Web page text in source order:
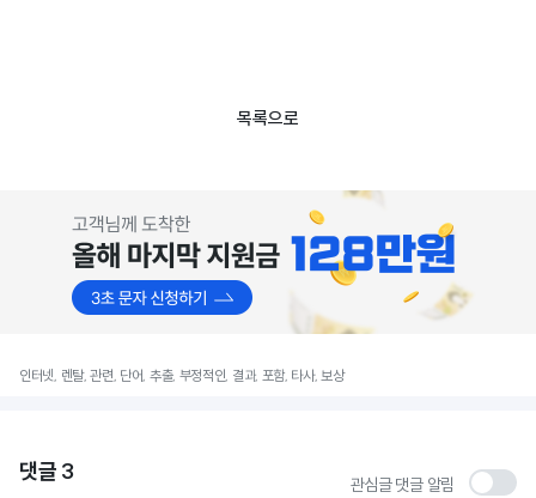
목록으로
인터넷, 렌탈, 관련, 단어, 추출, 부정적인, 결과, 포함, 타사, 보상
댓글 3 관심글 댓글 알림